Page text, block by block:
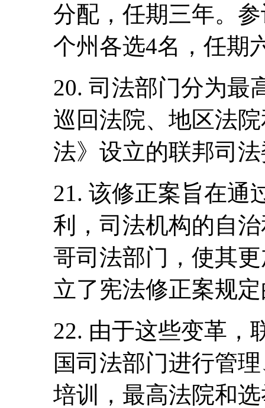
分配，任期三年。
个州各选4名，任期
20. 司法部门分为最
巡回法院、地区法
法》设立的联邦司
21. 该修正案旨在通
利，司法机构的自
哥司法部门，使其
立了宪法修正案规
22. 由于这些变革，
国司法部门进行管
培训，最高法院和